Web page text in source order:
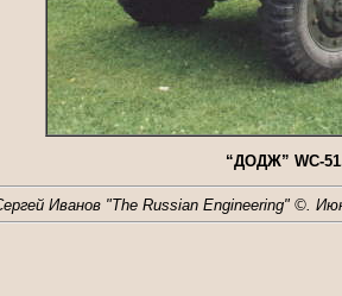
“ДОДЖ” WC-
Иванов "The Russian Engineering" ©.